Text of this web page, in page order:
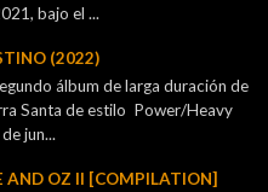
bajo el ...
(2022)
álbum de larga duración de
Santa de estilo Power/Heavy
jun...
AND OZ II [COMPILATION]